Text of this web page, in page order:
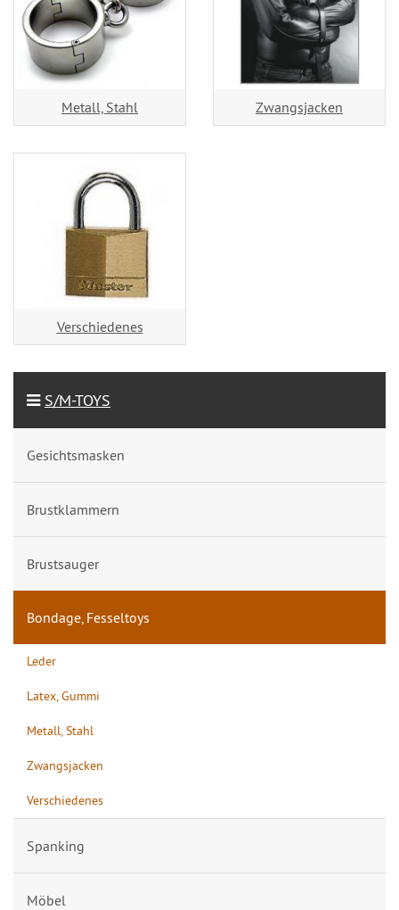
Metall, Stahl Zwangsjacken
Verschiedenes
S/M-TOYS
Gesichtsmasken
Brustklammern
Brustsauger
Bondage, Fesseltoys
Leder
Latex, Gummi
Metall, Stahl
Zwangsjacken
Verschiedenes
Spanking
Möbel